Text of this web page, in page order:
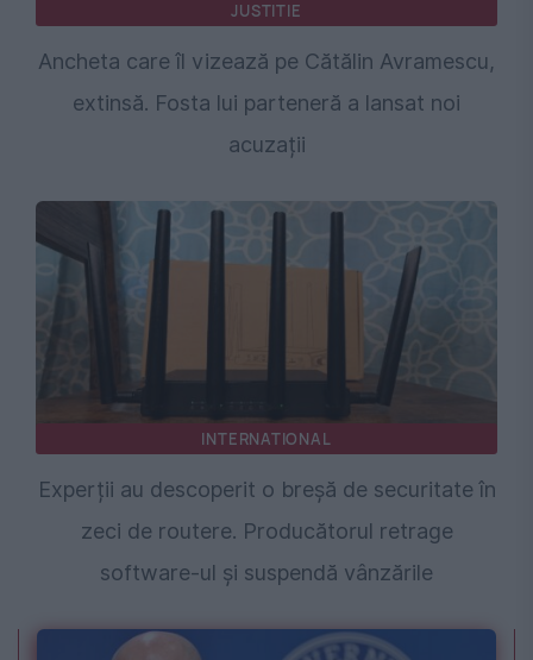
JUSTITIE
Ancheta care îl vizează pe Cătălin Avramescu,
extinsă. Fosta lui parteneră a lansat noi
acuzații
INTERNATIONAL
Experții au descoperit o breșă de securitate în
zeci de routere. Producătorul retrage
software-ul și suspendă vânzările